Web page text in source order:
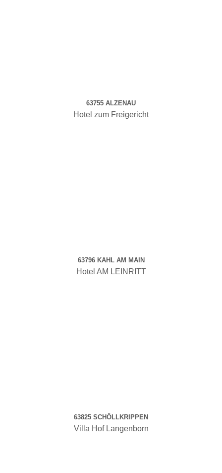
63755 ALZENAU
Hotel zum Freigericht
63796 KAHL AM MAIN
Hotel AM LEINRITT
63825 SCHÖLLKRIPPEN
Villa Hof Langenborn